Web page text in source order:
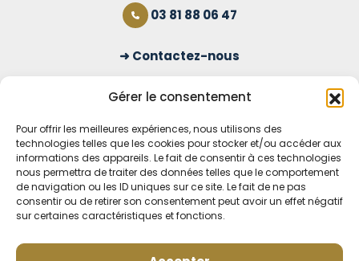
Gérer le consentement
Pour offrir les meilleures expériences, nous utilisons des
technologies telles que les cookies pour stocker et/ou accéder aux
informations des appareils. Le fait de consentir à ces technologies
nous permettra de traiter des données telles que le comportement
de navigation ou les ID uniques sur ce site. Le fait de ne pas
consentir ou de retirer son consentement peut avoir un effet négatif
sur certaines caractéristiques et fonctions.
03 81 88 06 47
Contactez-nous
OUVERT TOUS LES JOURS
Voir nos horaires
MENTIONS LÉGALES